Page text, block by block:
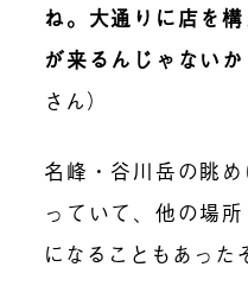
ね。大通りに店を
が来るんじゃないか
さん）
名峰・谷川岳の眺
っていて、他の場
になることもあった